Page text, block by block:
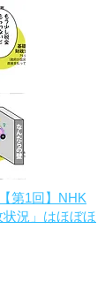
第1回】NHK
況」はほぼほ